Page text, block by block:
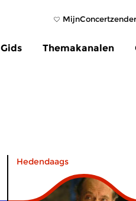
MijnConcertzender
Gids Themakanalen
Hedendaags